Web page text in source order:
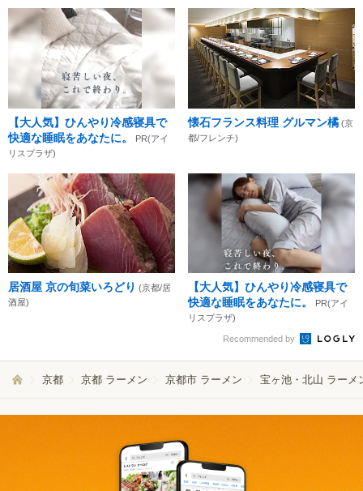
【大人気】ひんやり冷感寝具で
快適な睡眠をあなたに。
PR(アイ
リスプラザ)
懐石フランス料理 グルマン橘 (京
都/フレンチ)
居酒屋 京の旬菜いろどり (京都/居
酒屋)
【大人気】ひんやり冷感寝具で
快適な睡眠をあなたに。
PR(アイ
リスプラザ)
Recommended by
京都 京都 ラーメン 京都市 ラーメン 宝ヶ池・北山 ラーメ